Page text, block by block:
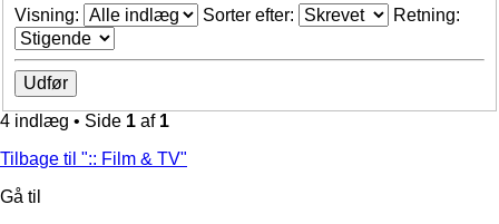
Visning: Sorter efter: Retning:
4 indlæg • Side 1 af 1
Tilbage til ":: Film & TV"
Gå til